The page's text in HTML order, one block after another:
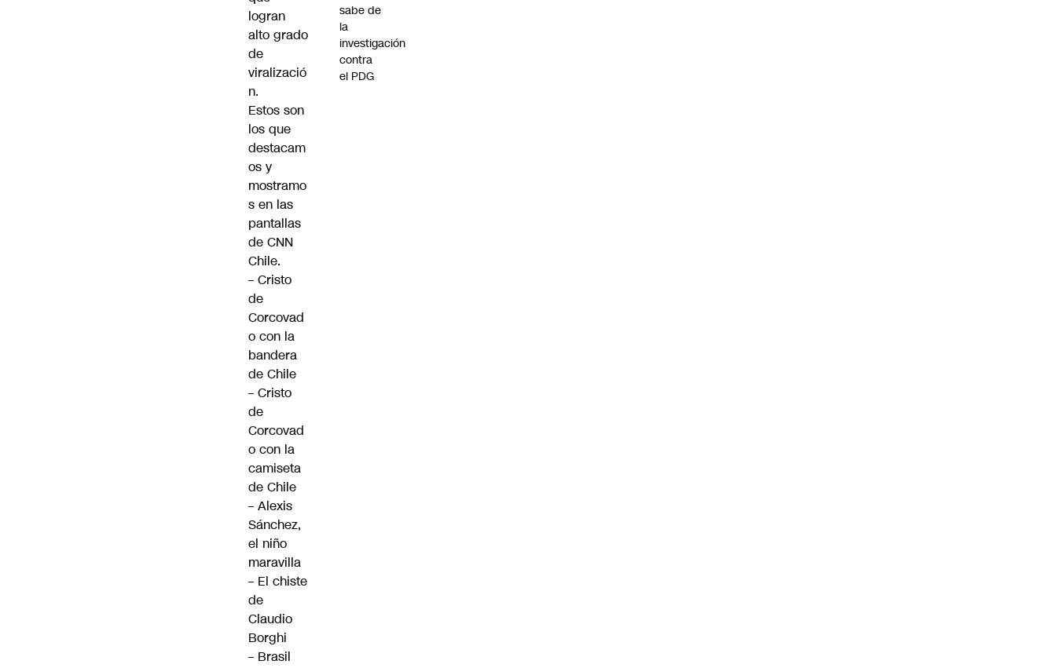
logran
alto grado
de
viralizació
n.
Estos son
los que
destacam
os y
mostramo
s en las
pantallas
de CNN
Chile.
– Cristo
de
Corcovad
o con la
bandera
de Chile
– Cristo
de
Corcovad
o con la
camiseta
de Chile
– Alexis
Sánchez,
el niño
maravilla
– El chiste
de
Claudio
Borghi
– Brasil
sabe de
la
investigación
contra
el PDG